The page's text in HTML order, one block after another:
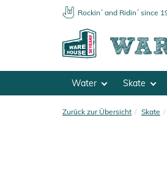
Rockin´ and Ridin´ since
Water Skate
Zurück zur Übersicht Skate